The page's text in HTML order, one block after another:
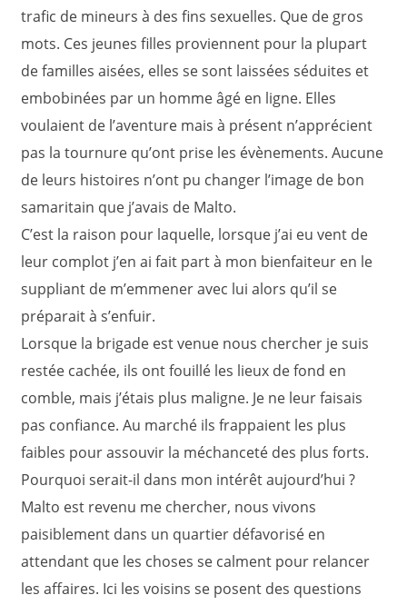
trafic de mineurs à des fins sexuelles. Que de gros
mots. Ces jeunes filles proviennent pour la plupart
de familles aisées, elles se sont laissées séduites et
embobinées par un homme âgé en ligne. Elles
voulaient de l’aventure mais à présent n’apprécient
pas la tournure qu’ont prise les évènements. Aucune
de leurs histoires n’ont pu changer l’image de bon
samaritain que j’avais de Malto.
C’est la raison pour laquelle, lorsque j’ai eu vent de
leur complot j’en ai fait part à mon bienfaiteur en le
suppliant de m’emmener avec lui alors qu’il se
préparait à s’enfuir.
Lorsque la brigade est venue nous chercher je suis
restée cachée, ils ont fouillé les lieux de fond en
comble, mais j’étais plus maligne. Je ne leur faisais
pas confiance. Au marché ils frappaient les plus
faibles pour assouvir la méchanceté des plus forts.
Pourquoi serait-il dans mon intérêt aujourd’hui ?
Malto est revenu me chercher, nous vivons
paisiblement dans un quartier défavorisé en
attendant que les choses se calment pour relancer
les affaires. Ici les voisins se posent des questions